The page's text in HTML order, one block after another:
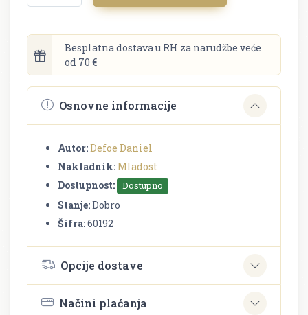
Besplatna dostava u RH za narudžbe veće
od 70 €
Osnovne informacije
Autor:Defoe Daniel
Nakladnik: Mladost
Dostupnost:
Dostupno
Stanje:Dobro
Šifra:60192
Opcije dostave
Načini plaćanja